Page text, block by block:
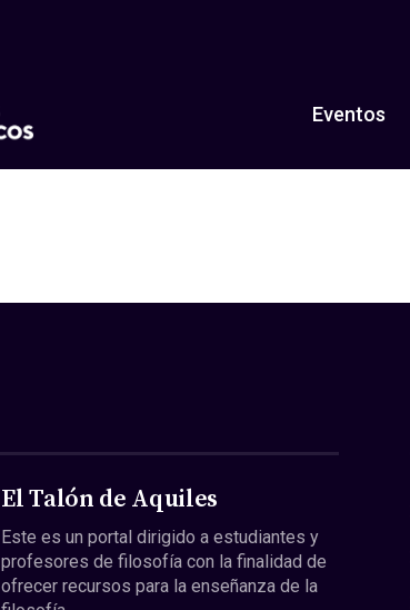
Eventos
El Talón de Aquiles
Este es un portal dirigido a estudiantes y
profesores de filosofía con la finalidad de
ofrecer recursos para la enseñanza de la